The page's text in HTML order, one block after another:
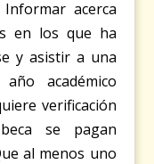
acerca
en los que ha
y asistir a una
académico
verificación
se pagan
al menos uno